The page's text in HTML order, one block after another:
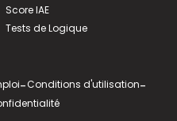
Score IAE
Tests de Logique
-Conditions d'utilisation-